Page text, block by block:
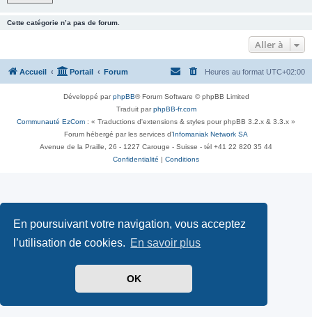
En poursuivant votre navigation, vous acceptez
l’utilisation de cookies. En savoir plus
OK
Cette catégorie n’a pas de forum.
Aller à
Accueil Portail Forum Heures au format UTC+02:00
Développé parphpBB® Forum Software © phpBB Limited
Traduit parphpBB-fr.com
Communauté EzCom : « Traductions d'extensions & styles pour phpBB 3.2.x & 3.3.x »
Forum hébergé par les services d’ Infomaniak Network SA
Avenue de la Praille, 26 - 1227 Carouge - Suisse - tél +41 22 820 35 44
Confidentialité
Conditions